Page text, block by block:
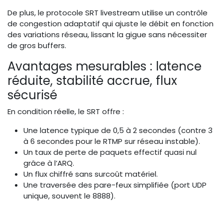
De plus, le protocole SRT livestream utilise un contrôle
de congestion adaptatif qui ajuste le débit en fonction
des variations réseau, lissant la gigue sans nécessiter
de gros buffers.
Avantages mesurables : latence
réduite, stabilité accrue, flux
sécurisé
En condition réelle, le SRT offre :
Une latence typique de 0,5 à 2 secondes (contre 3
à 6 secondes pour le RTMP sur réseau instable).
Un taux de perte de paquets effectif quasi nul
grâce à l’ARQ.
Un flux chiffré sans surcoût matériel.
Une traversée des pare-feux simplifiée (port UDP
unique, souvent le 8888).